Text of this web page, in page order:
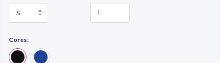
Cores: